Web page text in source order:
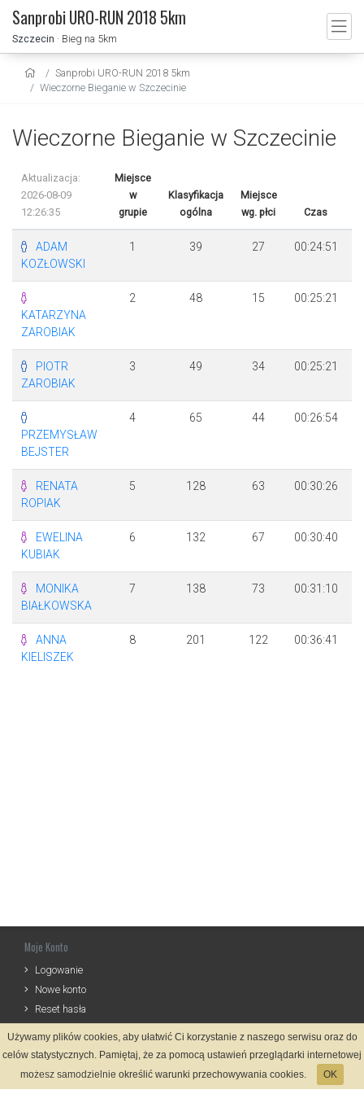
Sanprobi URO-RUN 2018 5km
Szczecin · Bieg na 5km
Sanprobi URO-RUN 2018 5km
Wieczorne Bieganie w Szczecinie
Wieczorne Bieganie w Szczecinie
Aktualizacja:
2026-08-09
12:26:35
Miejsce
w
grupie
Klasyfikacja
ogólna
Miejsce
wg. płci
Czas
ADAM
KOZŁOWSKI
1 39 27 00:24:51
KATARZYNA
ZAROBIAK
2 48 15 00:25:21
PIOTR
ZAROBIAK
3 49 34 00:25:21
PRZEMYSŁAW
BEJSTER
4 65 44 00:26:54
RENATA
ROPIAK
5 128 63 00:30:26
EWELINA
KUBIAK
6 132 67 00:30:40
MONIKA
BIAŁKOWSKA
7 138 73 00:31:10
ANNA
KIELISZEK
8 201 122 00:36:41
Moje Konto
Logowanie
Nowe konto
Reset hasła
Informacje
Zasady Rejestracji
Używamy plików cookies, aby ułatwić Ci korzystanie z naszego serwisu oraz do
celów statystycznych. Pamiętaj, że za pomocą ustawień przeglądarki internetowej
możesz samodzielnie określić warunki przechowywania cookies.
OK